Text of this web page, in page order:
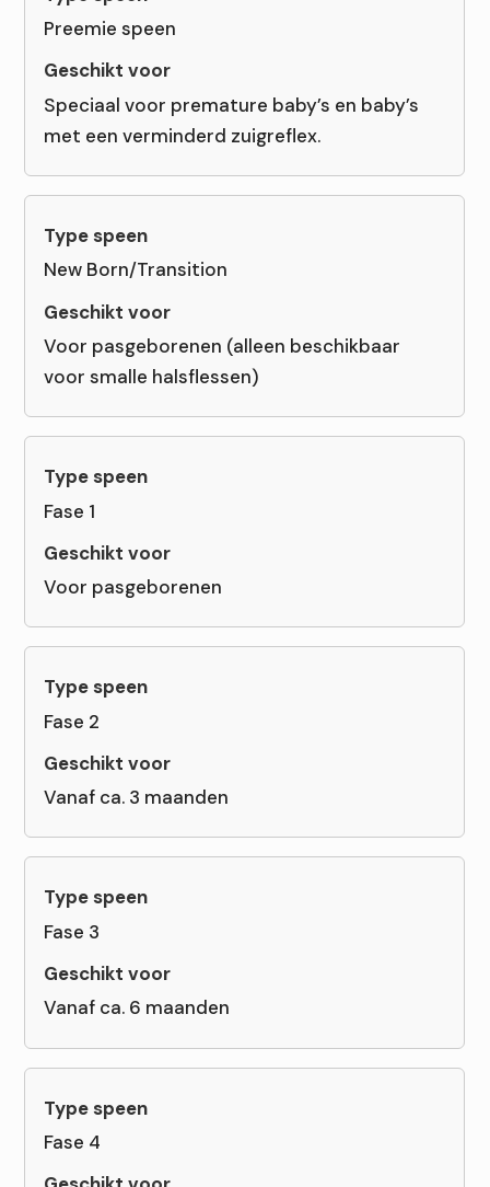
Preemie speen
Speciaal voor premature baby’s en baby’s
met een verminderd zuigreflex.
New Born/Transition
Voor pasgeborenen (alleen beschikbaar
voor smalle halsflessen)
Fase 1
Voor pasgeborenen
Fase 2
Vanaf ca. 3 maanden
Fase 3
Vanaf ca. 6 maanden
Fase 4